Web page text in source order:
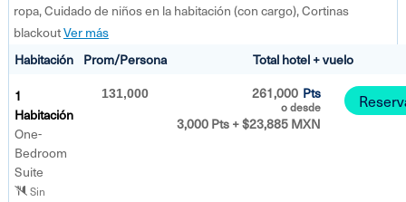
ropa, Cuidado de niños en la habitación (con cargo), Cortinas
blackoutVer más
Habitación Prom/Persona
Total hotel + vuelo
1
Habitación
One-
Bedroom
Suite
Sin
131,000 261,000 Pts
o desde
3,000 Pts + $23,885 MXN